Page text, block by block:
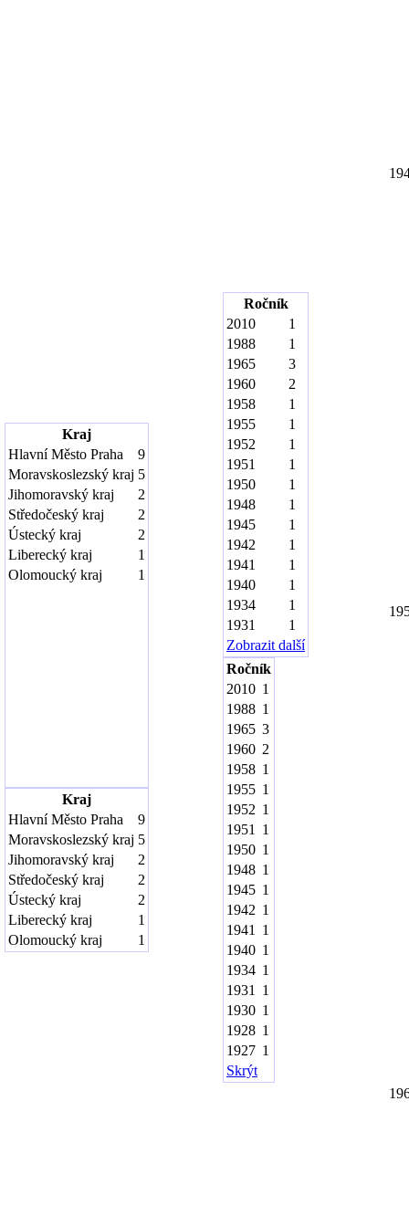
Kraj
Hlavní Město Praha
9
Moravskoslezský kraj 5
Jihomoravský kraj
2
Středočeský kraj
2
Ústecký kraj
2
Liberecký kraj
1
Olomoucký kraj
1
Kraj
Hlavní Město Praha
9
Moravskoslezský kraj 5
Jihomoravský kraj
2
Středočeský kraj
2
Ústecký kraj
2
Liberecký kraj
1
Olomoucký kraj
1
Ročník
2010
1
1988
1
1965
3
1960
2
1958
1
1955
1
1952
1
1951
1
1950
1
1948
1
1945
1
1942
1
1941
1
1940
1
1934
1
1931
1
Zobrazit další
Ročník
2010 1
1988 1
1965 3
1960 2
1958 1
1955 1
1952 1
1951
1
1950 1
1948 1
1945 1
1942 1
1941
1
1940 1
1934 1
1931
1
1930 1
1928 1
1927 1
Skrýt